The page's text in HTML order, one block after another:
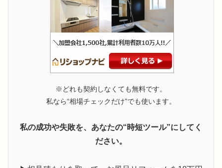
※どれも契約しなくても無料です。
私なら“相場チェックだけ”でも使います。
私の成功や失敗を、あなたの“時短ツール”にしてく
ださい。